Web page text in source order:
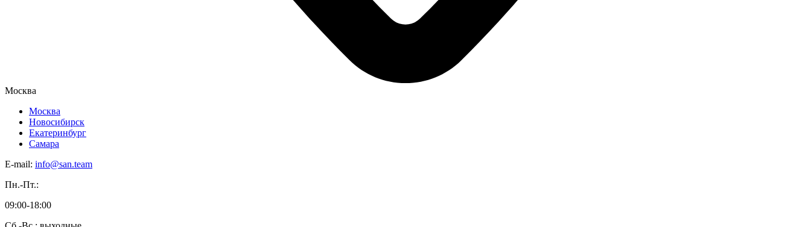
Москва
Москва
Новосибирск
Екатеринбург
Самара
E-mail: info@san.team
Пн.-Пт.:
09:00-18:00